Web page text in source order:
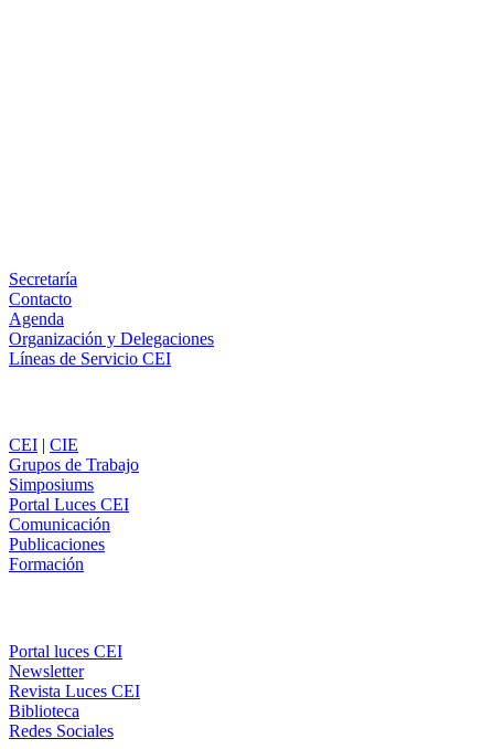
Secretaría
Contacto
Agenda
Organización y Delegaciones
Líneas de Servicio CEI
CEI | CIE
Grupos de Trabajo
Simposiums
Portal Luces CEI
Comunicación
Publicaciones
Formación
Portal luces CEI
Newsletter
Revista Luces CEI
Biblioteca
Redes Sociales